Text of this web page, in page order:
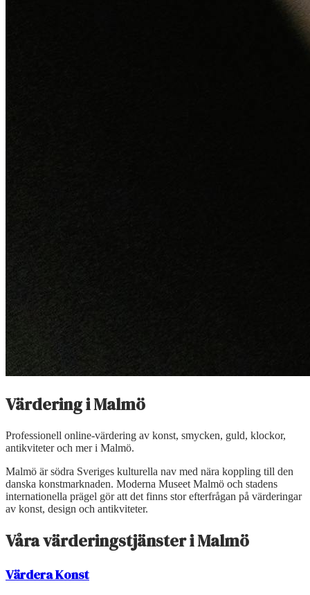
Värdering iMalmö
Professionell online-värdering av konst, smycken, guld, klockor,
antikviteter och mer i Malmö.
Malmö är södra Sveriges kulturella nav med nära koppling till den
danska konstmarknaden. Moderna Museet Malmö och stadens
internationella prägel gör att det finns stor efterfrågan på värderingar
av konst, design och antikviteter.
Våra värderingstjänster iMalmö
VärderaKonst